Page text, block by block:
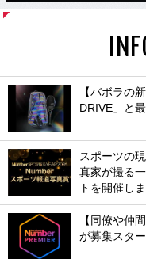
【バボラの
DRIVE」と
スポーツの
真家が撮る
トを開催し
【同僚や仲
が募集スター